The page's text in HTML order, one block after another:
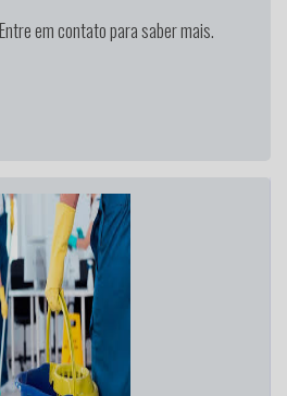
em contato para saber mais.